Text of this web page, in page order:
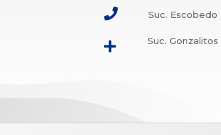
Suc. Escobedo
Suc. Gonzalitos